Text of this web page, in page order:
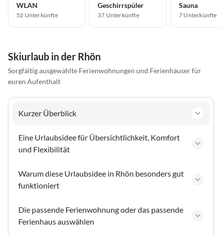
WLAN
52 Unterkünfte
Geschirrspüler
37 Unterkünfte
Sauna
7 Unterkünfte
Skiurlaub in der Rhön
Sorgfältig ausgewählte Ferienwohnungen und Ferienhäuser für
euren Aufenthalt
Kurzer Überblick
Eine Urlaubsidee für Übersichtlichkeit, Komfort
und Flexibilität
Warum diese Urlaubsidee in Rhön besonders gut
funktioniert
Die passende Ferienwohnung oder das passende
Ferienhaus auswählen